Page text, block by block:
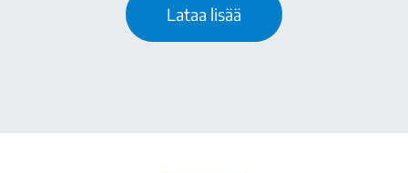
Lataa lisää